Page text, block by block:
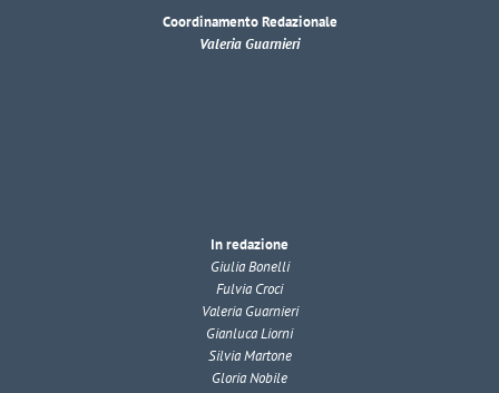
Coordinamento Redazionale
Valeria Guarnieri
In redazione
Giulia Bonelli
Fulvia Croci
Valeria Guarnieri
Gianluca Liorni
Silvia Martone
Gloria Nobile